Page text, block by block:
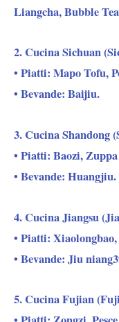
Liangcha, Bubble
2. Cucina Sichuan
• Piatti: Mapo Tofu,
• Bevande: Baijiu.
3. Cucina Shandong
• Piatti: Baozi,
• Bevande: Huangjiu.
4. Cucina Jiangsu
• Piatti:
• Bevande: Jiu
5. Cucina Fujian